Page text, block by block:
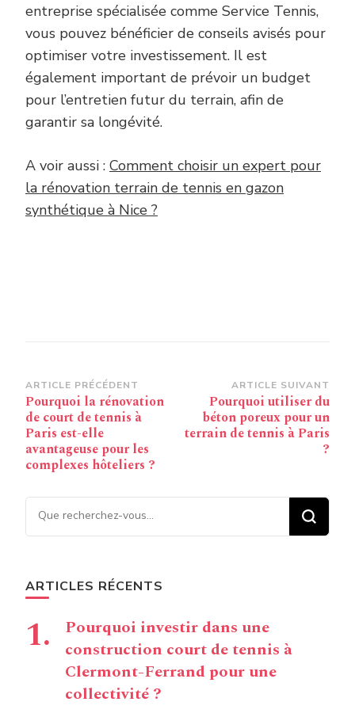
entreprise spécialisée comme Service Tennis,
vous pouvez bénéficier de conseils avisés pour
optimiser votre investissement. Il est
également important de prévoir un budget
pour l’entretien futur du terrain, afin de
garantir sa longévité.
A voir aussi : Comment choisir un expert pour
la rénovation terrain de tennis en gazon
synthétique à Nice ?
Navigation
d’article
ARTICLE PRÉCÉDENT
Pourquoi la rénovation
de court de tennis à
Paris est-elle
avantageuse pour les
complexes hôteliers ?
ARTICLE SUIVANT
Pourquoi utiliser du
béton poreux pour un
terrain de tennis à Paris
?
Vous recherchiez quelque
chose ?
ARTICLES RÉCENTS
Pourquoi investir dans une
construction court de tennis à
Clermont-Ferrand pour une
collectivité ?